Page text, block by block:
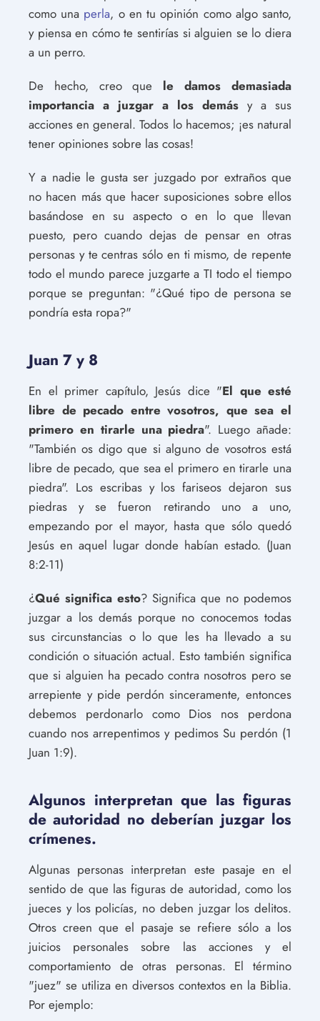
como una perla, o en tu opinión como algo santo,
y piensa en cómo te sentirías si alguien se lo diera
a un perro.
De hecho, creo que le damos demasiada
importancia a juzgar a los demás y a sus
acciones en general. Todos lo hacemos; ¡es natural
tener opiniones sobre las cosas!
Y a nadie le gusta ser juzgado por extraños que
no hacen más que hacer suposiciones sobre ellos
basándose en su aspecto o en lo que llevan
puesto, pero cuando dejas de pensar en otras
personas y te centras sólo en ti mismo, de repente
todo el mundo parece juzgarte a TI todo el tiempo
porque se preguntan: "¿Qué tipo de persona se
pondría esta ropa?"
Juan 7 y 8
En el primer capítulo, Jesús dice "El que esté
libre de pecado entre vosotros, que sea el
primero en tirarle una piedra". Luego añade:
"También os digo que si alguno de vosotros está
libre de pecado, que sea el primero en tirarle una
piedra". Los escribas y los fariseos dejaron sus
piedras y se fueron retirando uno a uno,
empezando por el mayor, hasta que sólo quedó
Jesús en aquel lugar donde habían estado. (Juan
8:2-11)
¿Qué significa esto? Significa que no podemos
juzgar a los demás porque no conocemos todas
sus circunstancias o lo que les ha llevado a su
condición o situación actual. Esto también significa
que si alguien ha pecado contra nosotros pero se
arrepiente y pide perdón sinceramente, entonces
debemos perdonarlo como Dios nos perdona
cuando nos arrepentimos y pedimos Su perdón (1
Juan 1:9).
Algunos interpretan que las figuras
de autoridad no deberían juzgar los
crímenes.
Algunas personas interpretan este pasaje en el
sentido de que las figuras de autoridad, como los
jueces y los policías, no deben juzgar los delitos.
Otros creen que el pasaje se refiere sólo a los
juicios personales sobre las acciones y el
comportamiento de otras personas. El término
"juez" se utiliza en diversos contextos en la Biblia.
Por ejemplo: